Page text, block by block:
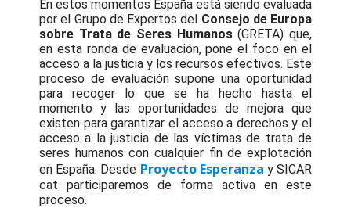
En estos momentos España está siendo evaluada
por el Grupo de Expertos del Consejo de Europa
sobre Trata de Seres Humanos(GRETA) que,
en esta ronda de evaluación, pone el foco en el
acceso a la justicia y los recursos efectivos. Este
proceso de evaluación supone una oportunidad
para recoger lo que se ha hecho hasta el
momento y las oportunidades de mejora que
existen para garantizar el acceso a derechos y el
acceso a la justicia de las víctimas de trata de
seres humanos con cualquier fin de explotación
en España. Desde Proyecto Esperanza y SICAR
cat participaremos de forma activa en este
proceso.